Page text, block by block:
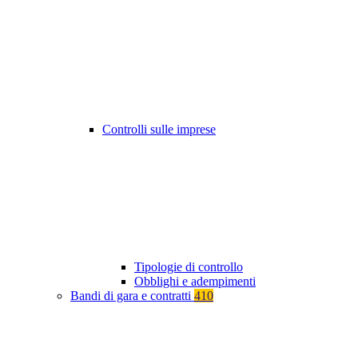
Controlli sulle imprese
Tipologie di controllo
Obblighi e adempimenti
Bandi di gara e contratti 410